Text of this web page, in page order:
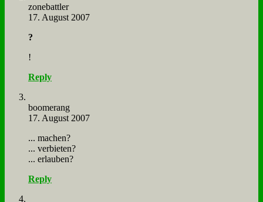
zone­batt­ler
17. August 2007
?
!
Reply
boo­me­rang
17. August 2007
... ma­chen?
... ver­bie­ten?
... er­lau­ben?
Reply